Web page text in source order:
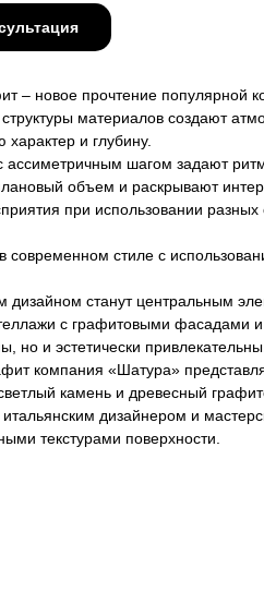
– новое прочтение популярной
материалов создают
и глубину.
шагом задают
объем и раскрывают
при использовании
современном стиле с
станут центральным
с графитовыми фасадами
но и эстетически
компания «Шатура»
камень и древесный
дизайнером и
текстурами поверхности.